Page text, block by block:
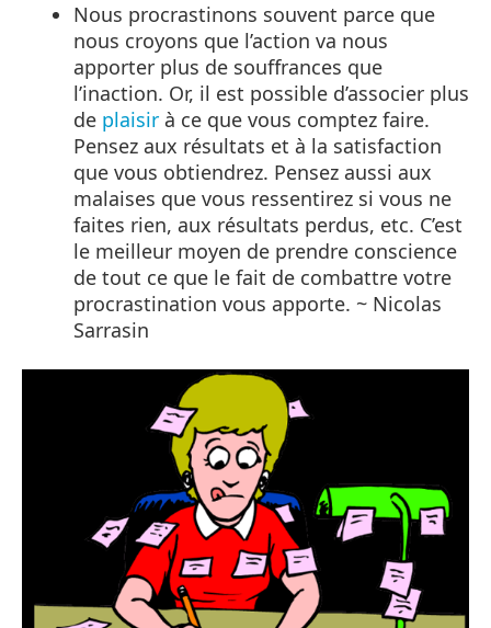
Nous procrastinons souvent parce que
nous croyons que l’action va nous
apporter plus de souffrances que
l’inaction. Or, il est possible d’associer plus
de plaisir à ce que vous comptez faire.
Pensez aux résultats et à la satisfaction
que vous obtiendrez. Pensez aussi aux
malaises que vous ressentirez si vous ne
faites rien, aux résultats perdus, etc. C’est
le meilleur moyen de prendre conscience
de tout ce que le fait de combattre votre
procrastination vous apporte. ~ Nicolas
Sarrasin